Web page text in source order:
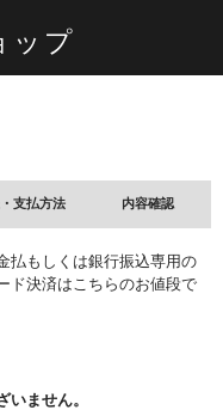
ップ
支払方法 内容確認
払もしくは銀行振込専用の
ド決済はこちらのお値段で
いません。